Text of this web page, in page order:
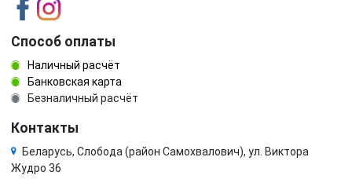
Способ оплаты
Наличный расчёт
Банковская карта
Безналичный расчёт
Контакты
Беларусь, Слобода (район Самохвалович), ул. Виктора
Жудро 36